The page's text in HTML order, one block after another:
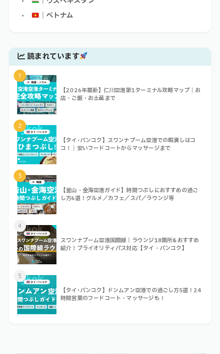
｜ベトナム
読まれています
1
【2026年最新】仁川空港第1ターミナル攻略マップ｜お
店・ご飯・お土産まで
2
【タイ･バンコク】スワンナプーム空港での暇潰しはコ
コ！｜安いフードコートからマッサージまで
3
【釜山・金海空港ガイド】時間つぶしにおすすめの過ご
し方6選！グルメ／カフェ／スパ／ラウンジ等
4
スワンナプーム空港国際線｜ラウンジ18箇所&おすすめ
紹介！プライオリティパス対応【タイ・バンコク】
5
【タイ･バンコク】ドンムアン空港での過ごし方5選！24
時間営業のフードコート・マッサージも！